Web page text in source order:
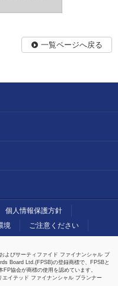
一覧ページへ戻る
個人情報保護方針
境 ご注意ください
よびサーティファイド ファイナンシャル プ
Board Ltd.(FPSB)の登録商標で、FPSBと
協会が商標の使用を認めています。
イテッド ファイナンシャル プランナー